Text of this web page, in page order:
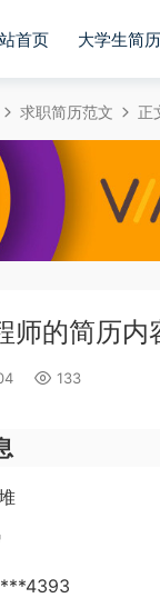
首页 大学生简
求职简历范文 正
师的简历内
133